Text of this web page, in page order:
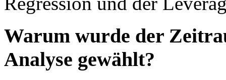
Warum wurde der
Analyse gewählt?